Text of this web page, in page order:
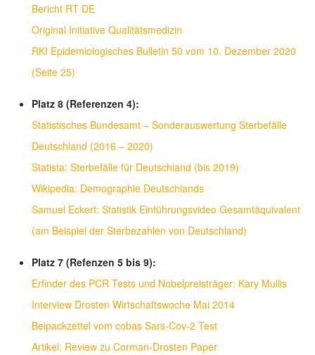
Bericht RT DE
Original Initiative Qualitätsmedizin
RKI Epidemiologisches Bulletin 50 vom 10. Dezember 2020
(Seite 25)
Platz 8 (Referenzen 4):
Statistisches Bundesamt – Sonderauswertung Sterbefälle
Deutschland (2016 – 2020)
Statista: Sterbefälle für Deutschland (bis 2019)
Wikipedia: Demographie Deutschlands
Samuel Eckert: Statistik Einführungsvideo Gesamtäquivalent
(am Beispiel der Sterbezahlen von Deutschland)
Platz 7 (Refenzen 5 bis 9):
Erfinder des PCR Tests und Nobelpreisträger: Kary Mullis
Interview Drosten Wirtschaftswoche Mai 2014
Beipackzettel vom cobas Sars-Cov-2 Test
Artikel: Review zu Corman-Drosten Paper